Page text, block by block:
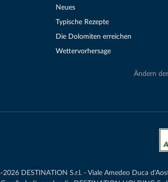
Neues
Typische Rezepte
Die Dolomiten erreichen
Wettervorhersage
Ändern
DESTINATION S.r.l. - Viale Amedeo Duca